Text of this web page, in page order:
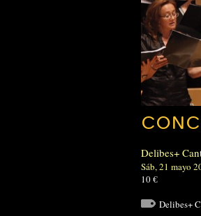
Delibes+
Sáb, 21 mayo
10 €
Delibes+